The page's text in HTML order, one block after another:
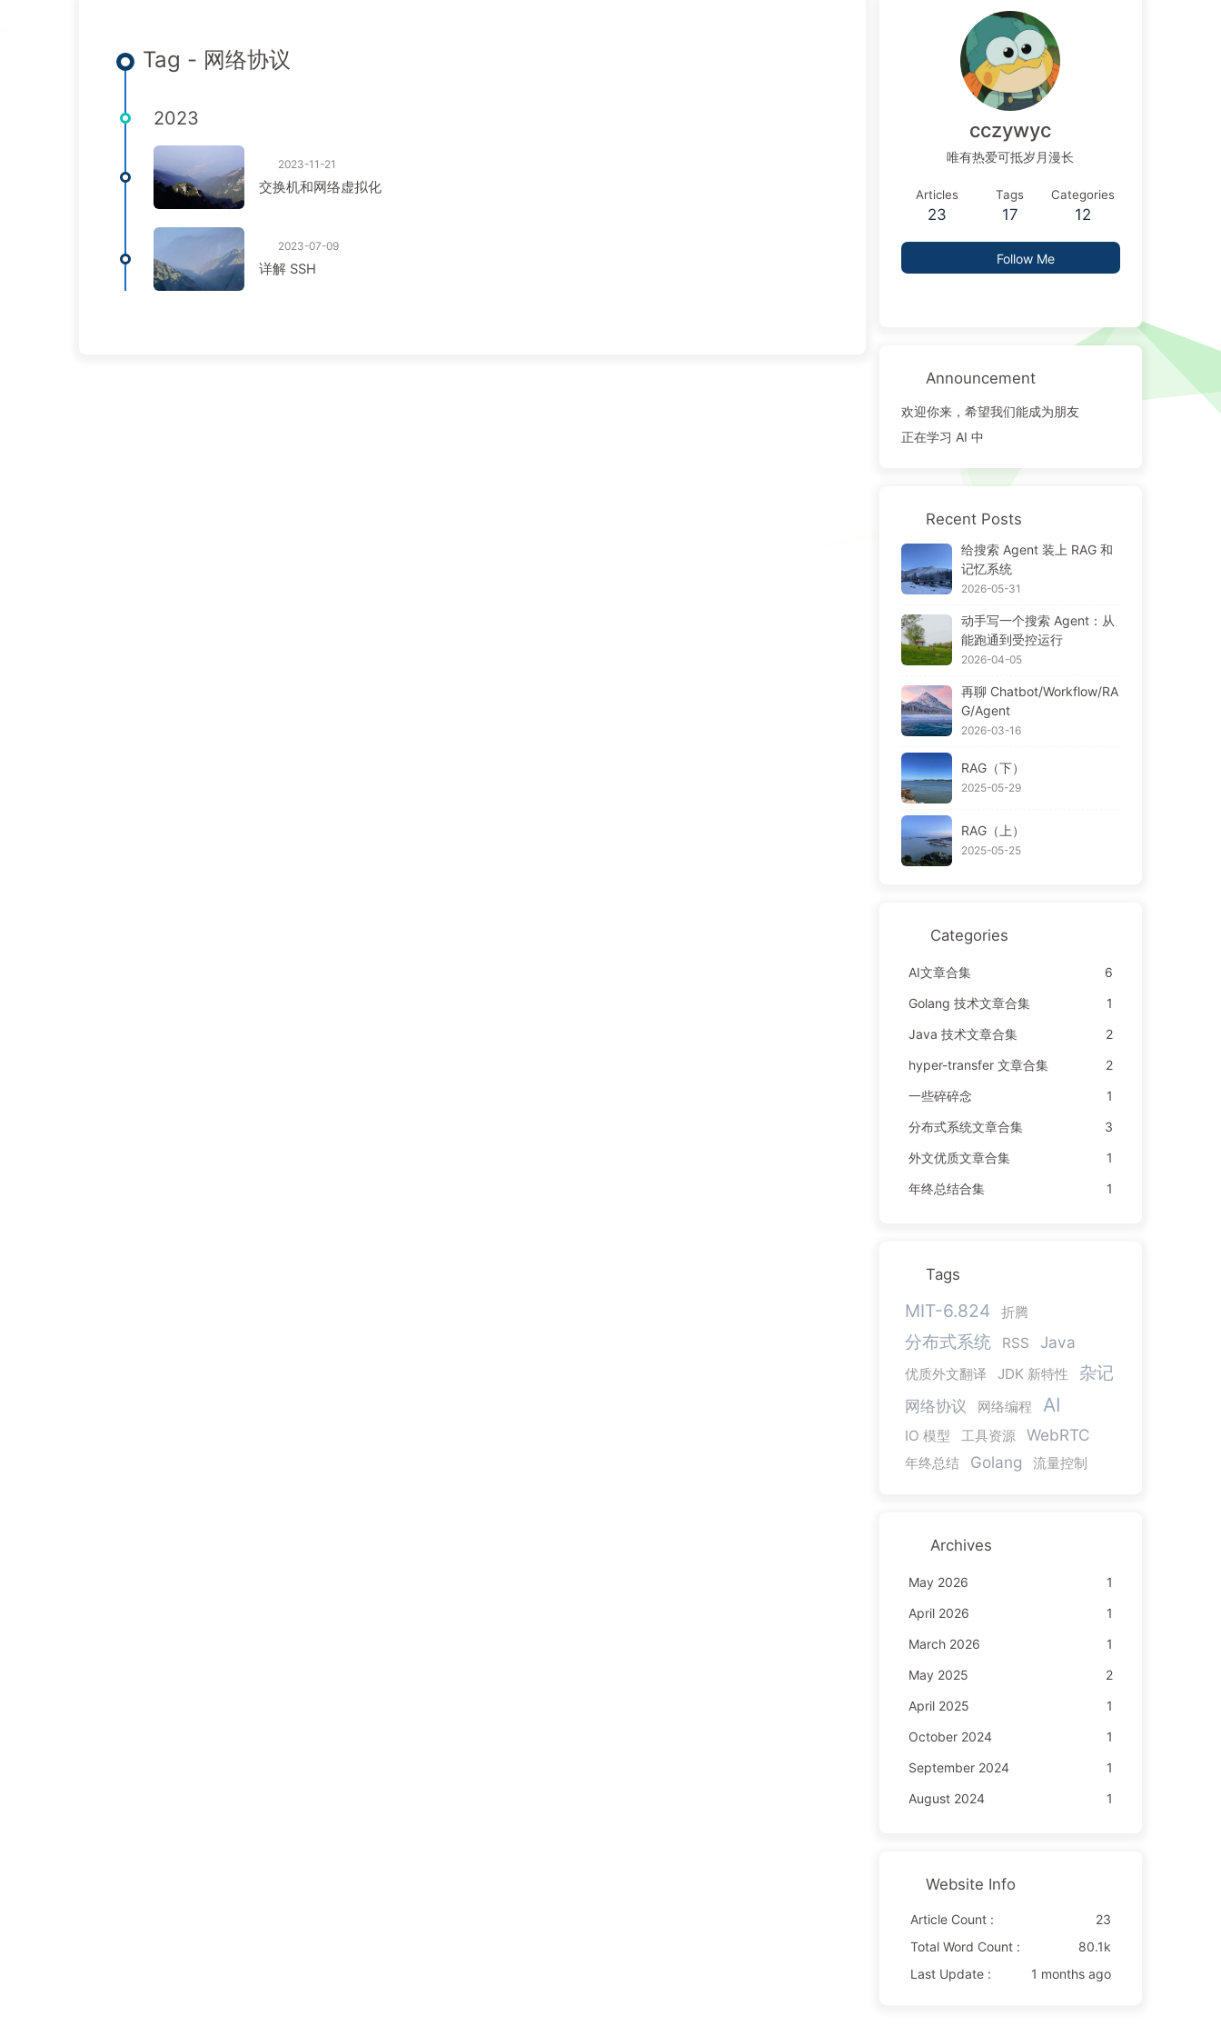
Tag - 网络协议
2023
2023-11-21
交换机和网络虚拟化
2023-07-09
详解 SSH
cczywyc
唯有热爱可抵岁月漫长
Articles
23
Tags
17
Categories
12
Follow Me
Announcement
欢迎你来，希望我们能成为朋友
正在学习 AI 中
Recent Posts
给搜索 Agent 装上 RAG 和
记忆系统
2026-05-31
动手写一个搜索 Agent：从
能跑通到受控运行
2026-04-05
再聊 Chatbot/Workflow/RA
G/Agent
2026-03-16
RAG（下）
2025-05-29
RAG（上）
2025-05-25
Categories
AI文章合集
6
Golang 技术文章合集
1
Java 技术文章合集
2
hyper-transfer 文章合集
2
一些碎碎念
1
分布式系统文章合集
3
外文优质文章合集
1
年终总结合集
1
Tags
MIT-6.824 折腾
分布式系统 RSS Java
优质外文翻译 JDK 新特性 杂记
网络协议 网络编程 AI
IO 模型 工具资源 WebRTC
年终总结 Golang 流量控制
Archives
May 2026
1
April 2026
1
March 2026
1
May 2025
2
April 2025
1
October 2024
1
September 2024
1
August 2024
1
Website Info
Article Count :
23
Total Word Count :
80.1k
Last Update :
1 months ago